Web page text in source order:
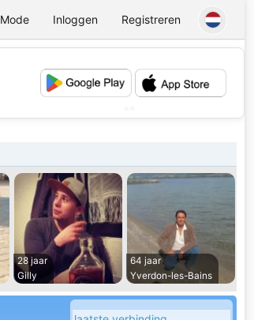
Mode Inloggen Registreren
💕
28 jaar
Gilly
64 jaar
Yverdon-les-Bains